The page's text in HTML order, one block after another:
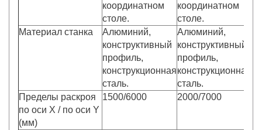
координатном
столе.
координатном
столе.
Материал станка
Алюминий,
конструктивный
профиль,
конструкционная
сталь.
Алюминий,
конструктивный
профиль,
конструкционная
сталь.
Пределы раскроя
по оси X / по оси Y
(мм)
1500/6000 2000/7000